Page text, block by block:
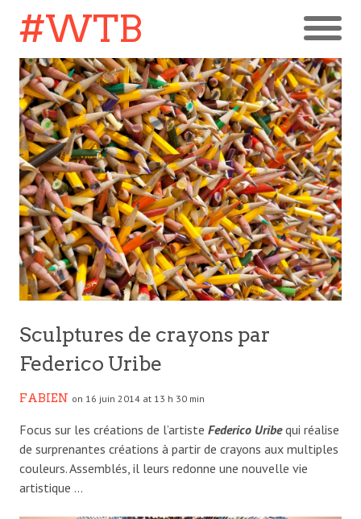
#WTB
Sculptures de crayons par
Federico Uribe
FABIEN on 16 juin 2014 at 13 h 30 min
Focus sur les créations de l’artiste Federico Uribequi réalise
de surprenantes créations à partir de crayons aux multiples
couleurs. Assemblés, il leurs redonne une nouvelle vie
artistique …